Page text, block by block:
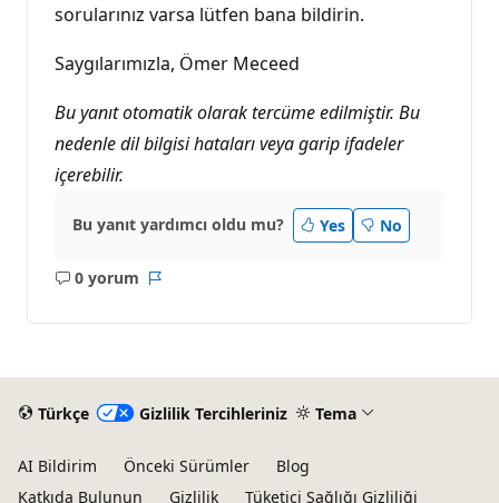
sorularınız varsa lütfen bana bildirin.
Saygılarımızla, Ömer Meceed
Bu yanıt otomatik olarak tercüme edilmiştir. Bu
nedenle dil bilgisi hataları veya garip ifadeler
içerebilir.
Bu yanıt yardımcı oldu mu? Yes No
0 yorum
Açıklama
Türkçe Gizlilik Tercihleriniz Tema
AI Bildirim Önceki Sürümler
Blog
Katkıda Bulunun
Gizlilik Tüketici Sağlığı Gizliliği